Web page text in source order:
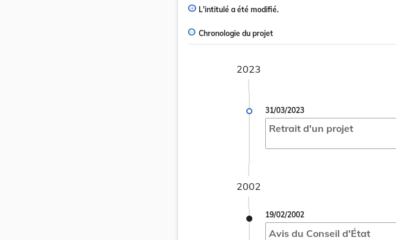
L'intitulé a été modifié.
Chronologie du projet
2023
31/03/2023
Retrait d'un projet
2002
19/02/2002
Avis du Conseil d'État